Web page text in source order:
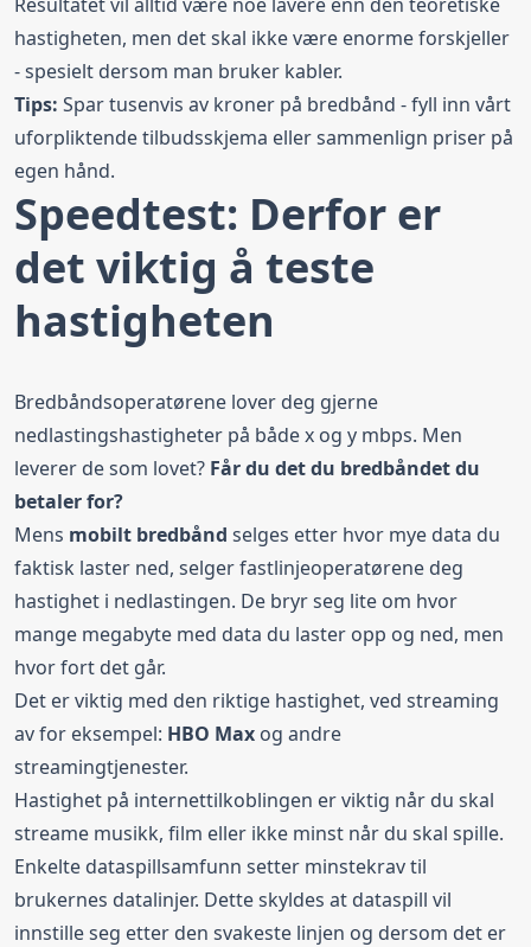
hastigheten, men det skal ikke være enorme forskjeller
- spesielt dersom man bruker kabler.
Tips: Spar tusenvis av kroner på bredbånd - fyll inn vårt
uforpliktende tilbudsskjema eller sammenlign priser på
egen hånd.
Speedtest: Derfor er
det viktig å teste
hastigheten
Bredbåndsoperatørene lover deg gjerne
nedlastingshastigheter på både x og y mbps. Men
leverer de som lovet? Får du det du bredbåndet du
betaler for?
Mens mobilt bredbånd selges etter hvor mye data du
faktisk laster ned, selger fastlinjeoperatørene deg
hastighet i nedlastingen. De bryr seg lite om hvor
mange megabyte med data du laster opp og ned, men
hvor fort det går.
Det er viktig med den riktige hastighet, ved streaming
av for eksempel: HBO Max og andre
streamingtjenester.
Hastighet på internettilkoblingen er viktig når du skal
streame musikk, film eller ikke minst når du skal spille.
Enkelte dataspillsamfunn setter minstekrav til
brukernes datalinjer. Dette skyldes at dataspill vil
innstille seg etter den svakeste linjen og dersom det er